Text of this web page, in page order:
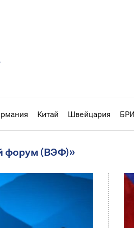
Китай Швейцария
форум (ВЭФ)»